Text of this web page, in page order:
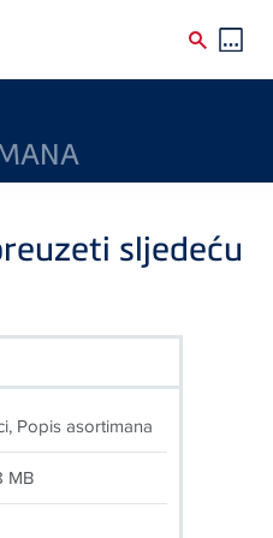
sljedeću
Popis asortimana
MB